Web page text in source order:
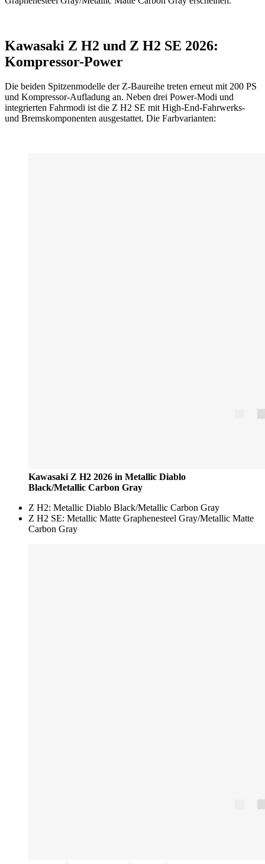
Kawasaki Z H2 und Z H2 SE 2026:
Kompressor-Power
Die beiden Spitzenmodelle der Z-Baureihe treten erneut mit 200 PS
und Kompressor-Aufladung an. Neben drei Power-Modi und
integrierten Fahrmodi ist die Z H2 SE mit High-End-Fahrwerks-
und Bremskomponenten ausgestattet. Die Farbvarianten:
Kawasaki Z H2 2026 in Metallic Diablo
Black/Metallic Carbon Gray
Z H2: Metallic Diablo Black/Metallic Carbon Gray
Z H2 SE: Metallic Matte Graphenesteel Gray/Metallic Matte
Carbon Gray